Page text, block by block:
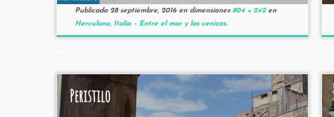
Publicada 28 septiembre, 2016en dimensiones804 × 242en
Herculano, Italia – Entre el mar y las cenizas.
Peristilo